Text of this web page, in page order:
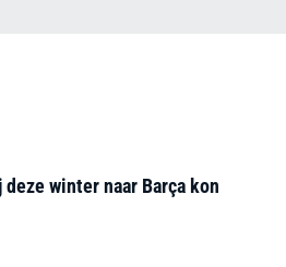
winter naar Barça kon